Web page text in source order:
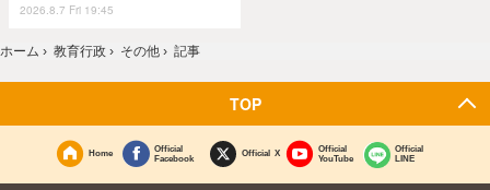
2026.8.7 Fri 19:45
ホーム › 教育行政 › その他 › 記事
TOP
Home
Official
Facebook
Official X
Official
YouTube
Official
LINE